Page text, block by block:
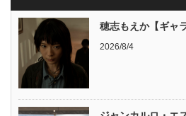
穂志もえか【ギャ
2026/8/4